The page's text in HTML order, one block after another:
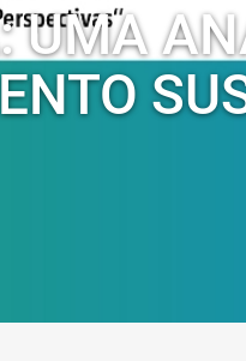
UMA